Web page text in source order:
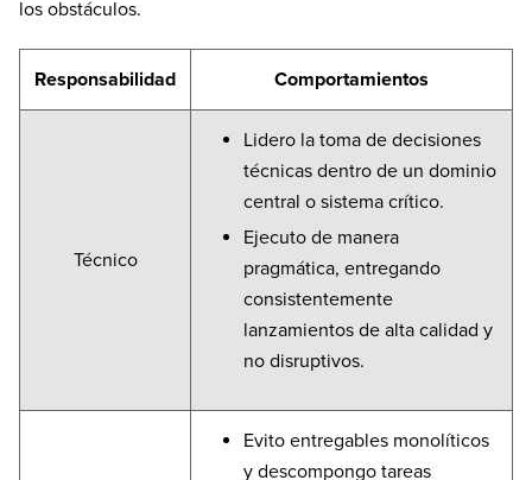
los obstáculos.
Responsabilidad Comportamientos
Técnico
Lidero la toma de decisiones
técnicas dentro de un dominio
central o sistema crítico.
Ejecuto de manera
pragmática, entregando
consistentemente
lanzamientos de alta calidad y
no disruptivos.
Evito entregables monolíticos
y descompongo tareas